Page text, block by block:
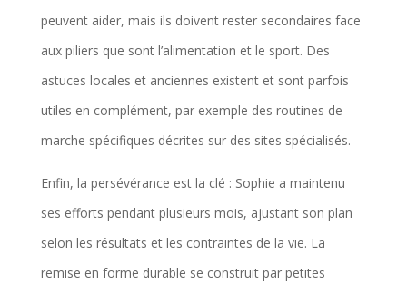
peuvent aider, mais ils doivent rester secondaires face
aux piliers que sont l’alimentation et le sport. Des
astuces locales et anciennes existent et sont parfois
utiles en complément, par exemple des routines de
marche spécifiques décrites sur des sites spécialisés.
Enfin, la persévérance est la clé : Sophie a maintenu
ses efforts pendant plusieurs mois, ajustant son plan
selon les résultats et les contraintes de la vie. La
remise en forme durable se construit par petites